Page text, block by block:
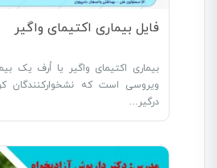
فایل بیماری اکتیمای واگیر
بیماری اکتیمای واگیر یا اُرف یک
ویروسی است که نشخوارکنندگان
درگیر…